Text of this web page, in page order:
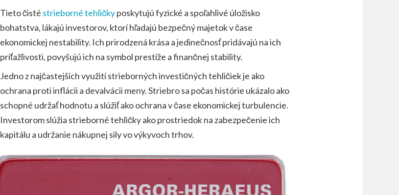
Tieto čisté strieborné tehličkyposkytujú fyzické a spoľahlivé úložisko
bohatstva, lákajú investorov, ktorí hľadajú bezpečný majetok v čase
ekonomickej nestability. Ich prirodzená krása a jedinečnosť pridávajú na ich
príťažlivosti, povyšujú ich na symbol prestíže a finančnej stability.
Jedno z najčastejších využití strieborných investičných tehličiek je ako
ochrana proti inflácii a devalvácii meny. Striebro sa počas histórie ukázalo ako
schopné udržať hodnotu a slúžiť ako ochrana v čase ekonomickej turbulencie.
Investorom slúžia strieborné tehličky ako prostriedok na zabezpečenie ich
kapitálu a udržanie nákupnej sily vo výkyvoch trhov.